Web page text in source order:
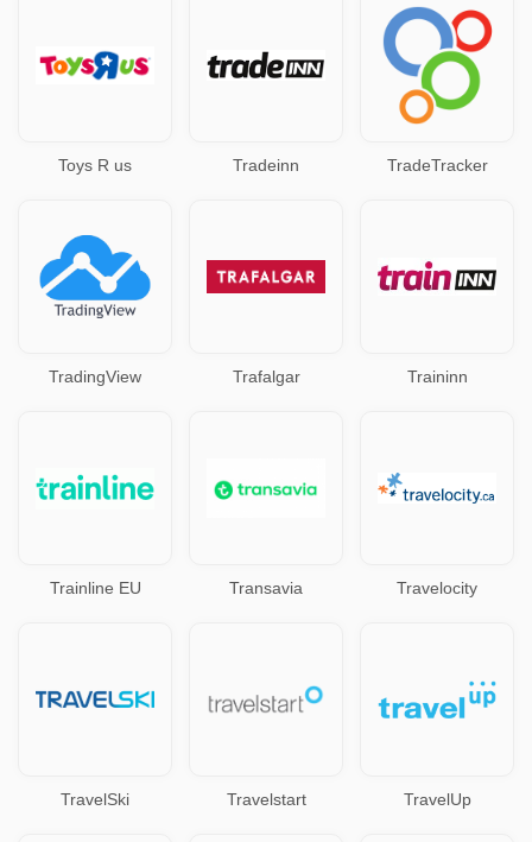
Toys R us Tradeinn TradeTracker
TradingView Trafalgar Traininn
Trainline EU Transavia Travelocity
TravelSki Travelstart TravelUp